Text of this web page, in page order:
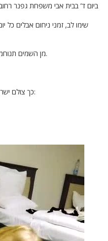
ביום ד’ בבית אבי משפחת גפנר רחוב הישיבה 10 כניסה א’
מן השמים תנוחמו ושלא נדע עוד שוד ושבר בגבולנו אמן.
כך צולם ישראל יצחק ז"ל ימים ספורים לפני פטירתו: